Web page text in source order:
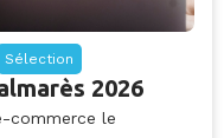
Sélection
2026
commerce le